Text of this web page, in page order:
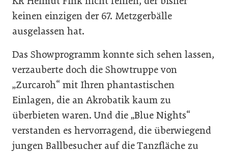
keinen einzigen der 67. Metzgerbälle
ausgelassen hat.
Das Showprogramm konnte sich sehen lassen,
verzauberte doch die Showtruppe von
„Zurcaroh“ mit Ihren phantastischen
Einlagen, die an Akrobatik kaum zu
überbieten waren. Und die „Blue Nights“
verstanden es hervorragend, die überwiegend
jungen Ballbesucher auf die Tanzfläche zu